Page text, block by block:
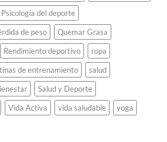
Psicología del deporte
de peso
Quemar Grasa
Rendimiento deportivo
ropa
de entrenamiento
salud
Salud y Deporte
Vida Activa vida saludable yoga